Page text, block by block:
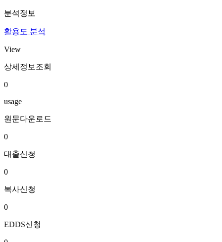
분석정보
활용도 분석
View
상세정보조회
0
usage
원문다운로드
0
대출신청
0
복사신청
0
EDDS신청